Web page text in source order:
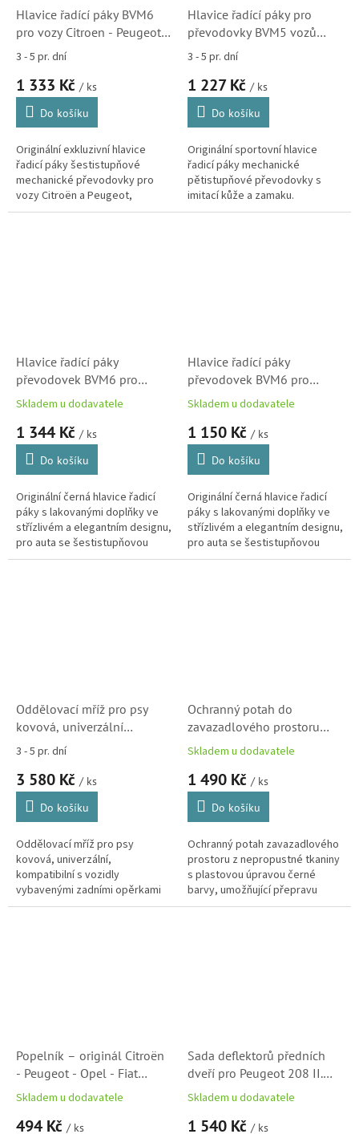
Hlavice řadící páky BVM6
pro vozy Citroen - Peugeot,
saténový chrom
(96738472VV)
3 - 5 pr. dní
1 333 Kč / ks
Do košíku
Originální exkluzivní hlavice
řadicí páky šestistupňové
mechanické převodovky pro
vozy Citroën a Peugeot,
provedení saténový chrom
Hlavice řadící páky pro
převodovky BVM5 vozů
Citroen a Peugeot
(96738471VV)
3 - 5 pr. dní
1 227 Kč / ks
Do košíku
Originální sportovní hlavice
řadicí páky mechanické
pětistupňové převodovky s
imitací kůže a zamaku.
Hlavice řadící páky
převodovek BVM6 pro
Citroen a Peugeot
Skladem u dodavatele
1 344 Kč / ks
Do košíku
Originální černá hlavice řadicí
páky s lakovanými doplňky ve
střízlivém a elegantním designu,
pro auta se šestistupňovou
manuální převodovkou.
Hlavice řadící páky
převodovek BVM6 pro
Citroen a Peugeot
Skladem u dodavatele
1 150 Kč / ks
Do košíku
Originální černá hlavice řadicí
páky s lakovanými doplňky ve
střízlivém a elegantním designu,
pro auta se šestistupňovou
manuální převodovkou.
Oddělovací mříž pro psy
kovová, univerzální
(1658058380)
3 - 5 pr. dní
3 580 Kč / ks
Do košíku
Oddělovací mříž pro psy
kovová, univerzální,
kompatibilní s vozidly
vybavenými zadními opěrkami
hlavy.
Ochranný potah do
zavazadlového prostoru
(1607075780, 71809014)
Skladem u dodavatele
1 490 Kč / ks
Do košíku
Ochranný potah zavazadlového
prostoru z nepropustné tkaniny
s plastovou úpravou černé
barvy, umožňující přepravu
domácích zvířat nebo
Popelník – originál Citroën
- Peugeot - Opel - Fiat
(758905)
Skladem u dodavatele
494 Kč / ks
Sada deflektorů předních
dveří pro Peugeot 208 II.
generace (P21)
Skladem u dodavatele
1 540 Kč / ks